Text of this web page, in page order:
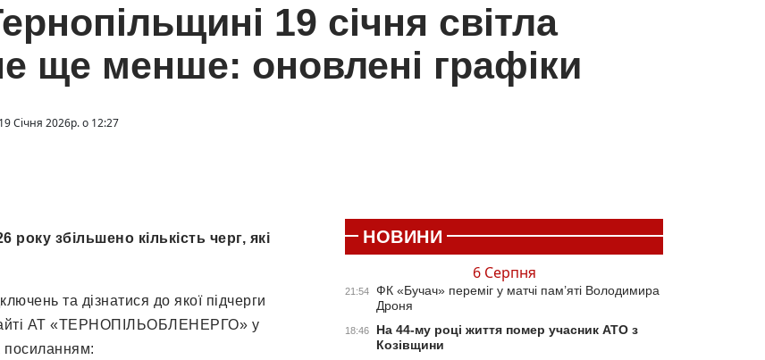
19 січня світла
ще менше: оновлені графіки
Січня 2026р. о 12:27
року збільшено кількість черг, які
та дізнатися до якої підчерги
АТ «ТЕРНОПІЛЬОБЛЕНЕРГО» у
посиланням:
НОВИНИ
6 Серпня
21:54
ФК «Бучач» переміг у матчі пам’яті Володимира
Дроня
18:46
На 44-му році життя помер учасник АТО з
Козівщини